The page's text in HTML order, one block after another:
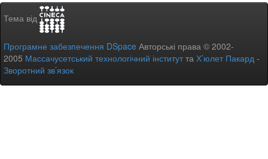
Тема від
Програмне забезпечення DSpace Авторські права © 2002-
2005 Массачусетський технологічний інститутта Х’юлет Пакард -
Зворотний зв’язок